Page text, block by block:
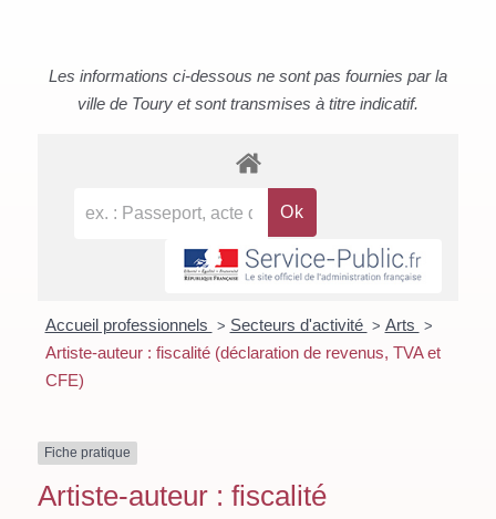
Les informations ci-dessous ne sont pas fournies par la
ville de Toury et sont transmises à titre indicatif.
Accueil professionnels > Secteurs d'activité > Arts >
Artiste-auteur : fiscalité (déclaration de revenus, TVA et
CFE)
Fiche pratique
Artiste-auteur : fiscalité